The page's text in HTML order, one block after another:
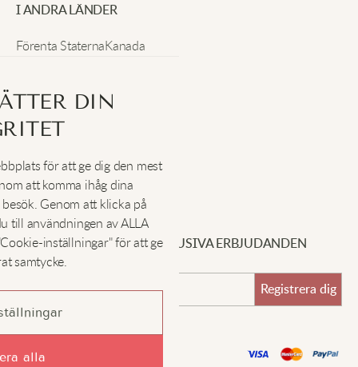
DIN
för att ge dig den mest
att komma ihåg dina
Genom att klicka på
till användningen av ALLA
inställningar" för att ge
samtycke.
alla
I ANDRA LÄNDER
Förenta StaternaKanada
SchweizIrland
Nya Zeeland
Österrike
SOCIALA:
REGISTRERA DIG FÖR EXKLUSIVA ERBJUDANDEN
Registrera dig
©Kimonomo 2022-2026